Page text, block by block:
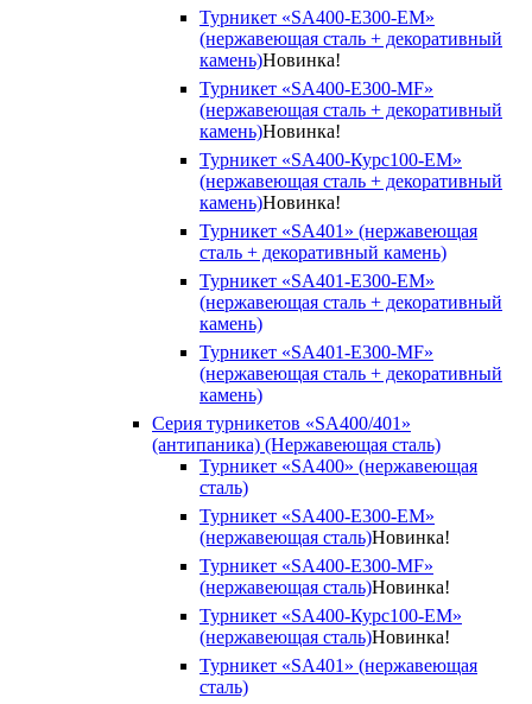
Турникет «SA400-Е300-EM»
(нержавеющая сталь + декоративный
камень)Новинка!
Турникет «SA400-Е300-MF»
(нержавеющая сталь + декоративный
камень)Новинка!
Турникет «SA400-Курс100-EM»
(нержавеющая сталь + декоративный
камень)Новинка!
Турникет «SA401» (нержавеющая
сталь + декоративный камень)
Турникет «SA401-E300-EM»
(нержавеющая сталь + декоративный
камень)
Турникет «SA401-E300-MF»
(нержавеющая сталь + декоративный
камень)
Серия турникетов «SA400/401»
(антипаника) (Нержавеющая сталь)
Турникет «SA400» (нержавеющая
сталь)
Турникет «SA400-Е300-EM»
(нержавеющая сталь)Новинка!
Турникет «SA400-Е300-MF»
(нержавеющая сталь)Новинка!
Турникет «SA400-Курс100-EM»
(нержавеющая сталь)Новинка!
Турникет «SA401» (нержавеющая
сталь)